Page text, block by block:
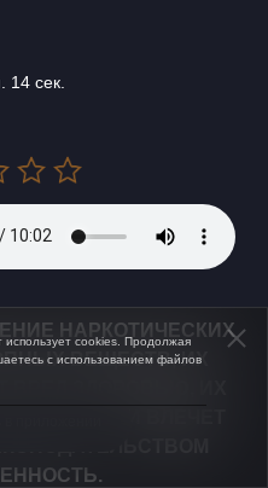
14 сек.
НАРКОТИЧЕСКИХ
ВЕЩЕСТВ, ИХ
ВРЕД ЗДОРОВЬЮ, ИХ
использует cookies. Продолжая
с использованием файлов